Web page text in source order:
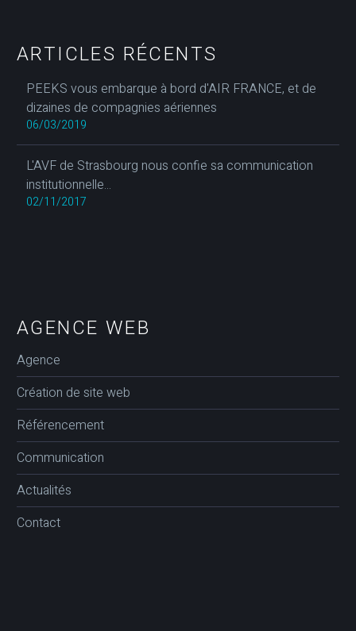
ARTICLES RÉCENTS
PEEKS vous embarque à bord d'AIR FRANCE, et de
dizaines de compagnies aériennes
06/03/2019
L'AVF de Strasbourg nous confie sa communication
institutionnelle...
02/11/2017
AGENCE WEB
Agence
Création de site web
Référencement
Communication
Actualités
Contact